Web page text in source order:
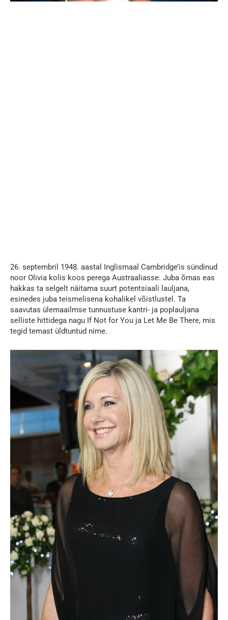
26. septembril 1948. aastal Inglismaal Cambridge’is sündinud
noor Olivia kolis koos perega Austraaliasse. Juba õrnas eas
hakkas ta selgelt näitama suurt potentsiaali lauljana,
esinedes juba teismelisena kohalikel võistlustel. Ta
saavutas ülemaailmse tunnustuse kantri- ja poplauljana
selliste hittidega nagu If Not for You ja Let Me Be There, mis
tegid temast üldtuntud nime.